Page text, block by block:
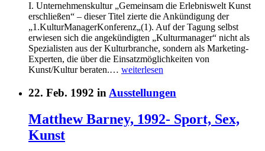
I. Unternehmenskultur „Gemeinsam die Erlebniswelt Kunst
erschließen“ – dieser Titel zierte die Ankündigung der
„1.KulturManagerKonferenz„(1). Auf der Tagung selbst
erwiesen sich die angekündigten „Kulturmanager“ nicht als
Spezialisten aus der Kulturbranche, sondern als Marketing-
Experten, die über die Einsatzmöglichkeiten von
Kunst/Kultur beraten.… weiterlesen
22. Feb. 1992 in Ausstellungen
Matthew Barney, 1992- Sport, Sex,
Kunst